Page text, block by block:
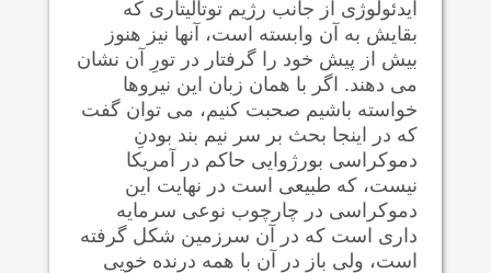
ایدئولوژی از جانب رژیم توتالیتاری که
بقایش به آن وابسته است، آنها نیز هنوز
بیش از پیش خود را گرفتار در تورِ آن نشان
می دهند. اگر با همان زبان این نیروها
خواسته باشیم صحبت کنیم، می توان گفت
که در اینجا بحث بر سر نیم بند بودنِ
دموکراسی بورژوایی حاکم در آمریکا
نیست، که طبیعی است در نهایت این
دموکراسی در چارچوب نوعی سرمایه
داری است که در آن سرزمین شکل گرفته
است، ولی باز در آن با همه درنده خویی